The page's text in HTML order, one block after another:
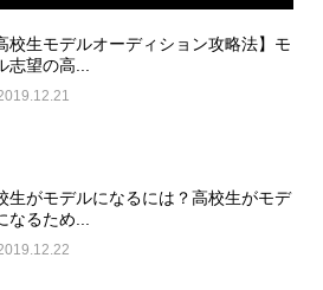
校生モデルオーディション攻略法】モ
志望の高...
生がモデルになるには？高校生がモデ
なるため...